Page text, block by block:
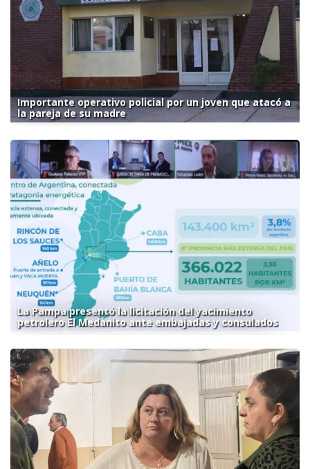
Importante operativo policial por un joven que atacó a
la pareja de su madre
La Pampa presentó la licitación del yacimiento
petrolero El Medanito ante embajadas y consulados